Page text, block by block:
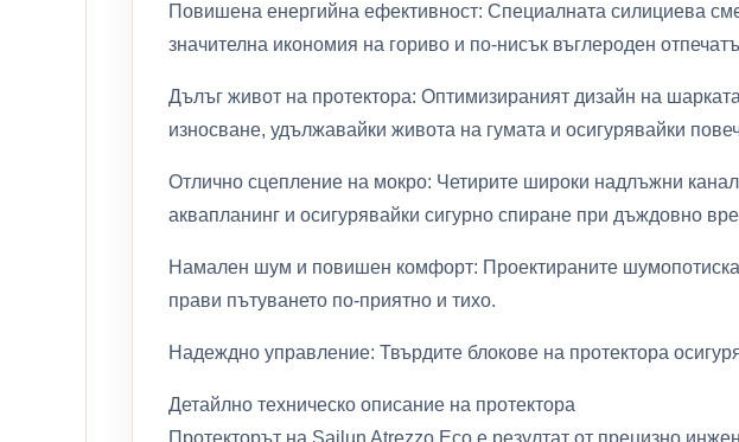
Повишена енергийна ефективност: Специалната силициева
значителна икономия на гориво и по-нисък въглероден
Дълъг живот на протектора: Оптимизираният дизайн на
износване, удължавайки живота на гумата и осигурявайки
Отлично сцепление на мокро: Четирите широки надлъжни
аквапланинг и осигурявайки сигурно спиране при дъждовно
Намален шум и повишен комфорт: Проектираните
прави пътуването по-приятно и тихо.
Надеждно управление: Твърдите блокове на протектора
Детайлно техническо описание на протектора
Протекторът на Sailun Atrezzo Eco е резултат от прецизно